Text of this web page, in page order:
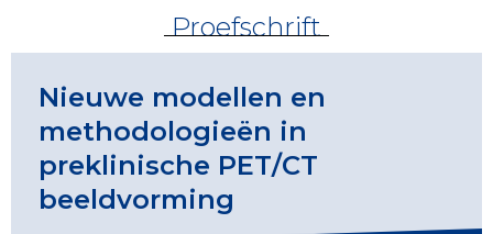
Proefschrift
Nieuwe modellen en
methodologieën in
preklinische PET/CT
beeldvorming